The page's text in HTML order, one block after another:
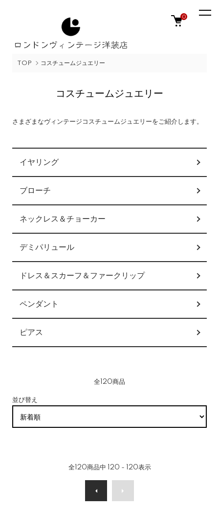
0
TOP コスチュームジュエリー
コスチュームジュエリー
さまざまなヴィンテージコスチュームジュエリーをご紹介します。
カテゴリー一覧
イヤリング
ブローチ
ネックレス＆チョーカー
デミパリュール
ドレス＆スカーフ＆ファークリップ
ペンダント
ピアス
全120商品
並び替え
全120商品中 120 - 120表示